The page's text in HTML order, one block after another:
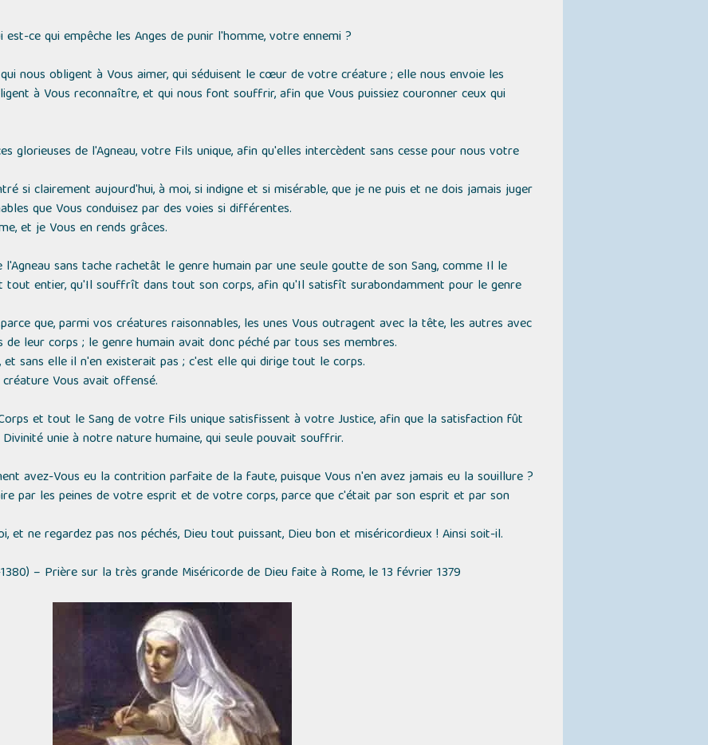
ce qui empêche les Anges de punir l'homme, votre ennemi ?
nous obligent à Vous aimer, qui séduisent le cœur de votre créature ; elle nous envoie les
à Vous reconnaître, et qui nous font souffrir, afin que Vous puissiez couronner ceux qui
glorieuses de l'Agneau, votre Fils unique, afin qu'elles intercèdent sans cesse pour nous votre
si clairement aujourd'hui, à moi, si indigne et si misérable, que je ne puis et ne dois jamais juger
que Vous conduisez par des voies si différentes.
et je Vous en rends grâces.
sans tache rachetât le genre humain par une seule goutte de son Sang, comme Il le
entier, qu'Il souffrît dans tout son corps, afin qu'Il satisfît surabondamment pour le genre
que, parmi vos créatures raisonnables, les unes Vous outragent avec la tête, les autres avec
leur corps ; le genre humain avait donc péché par tous ses membres.
sans elle il n'en existerait pas ; c'est elle qui dirige tout le corps.
Vous avait offensé.
et tout le Sang de votre Fils unique satisfissent à votre Justice, afin que la satisfaction fût
unie à notre nature humaine, qui seule pouvait souffrir.
avez-Vous eu la contrition parfaite de la faute, puisque Vous n'en avez jamais eu la souillure ?
par les peines de votre esprit et de votre corps, parce que c'était par son esprit et par son
et ne regardez pas nos péchés, Dieu tout puissant, Dieu bon et miséricordieux ! Ainsi soit-il.
– Prière sur la très grande Miséricorde de Dieu faite à Rome, le 13 février 1379